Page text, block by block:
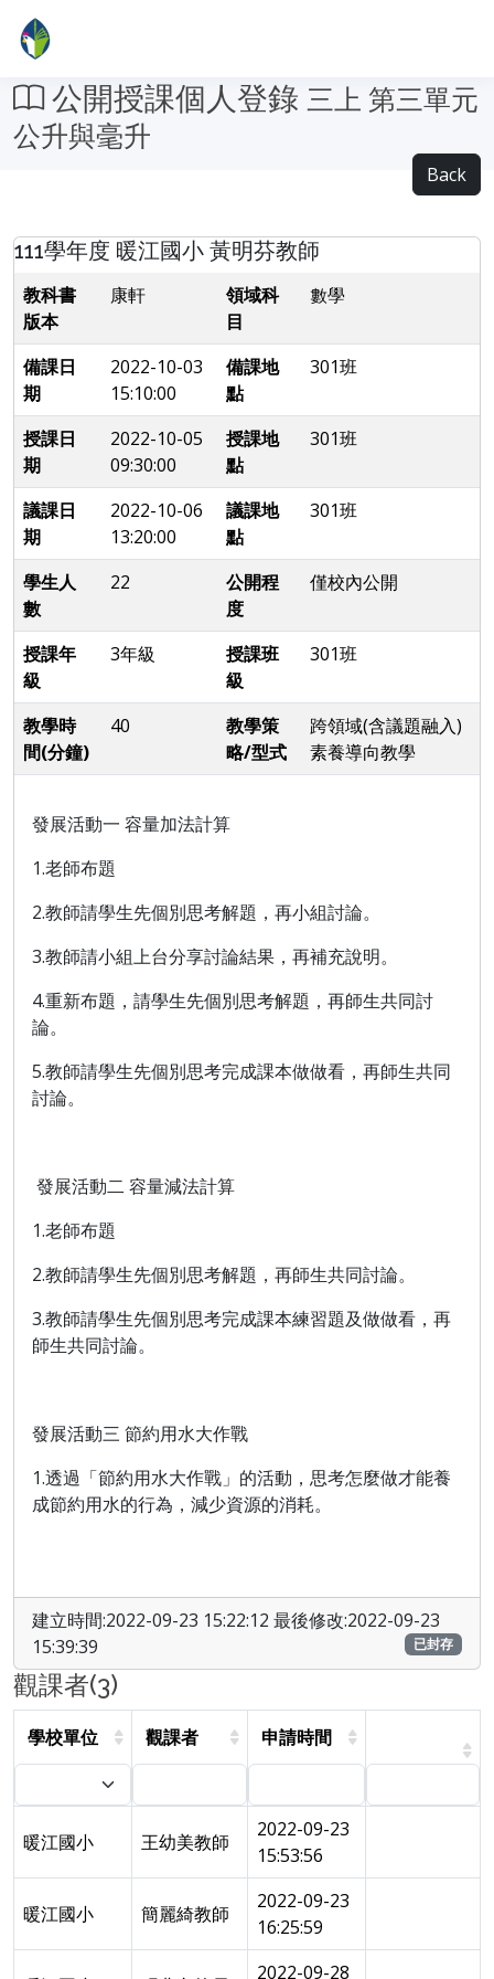
公開授課個人登錄 三上 第三單元
公升與毫升
Back
111學年度 暖江國小 黃明芬教師
教科書
版本
康軒
領域科
目
數學
備課日
期
2022-10-03
15:10:00
備課地
點
301班
授課日
期
2022-10-05
09:30:00
授課地
點
301班
議課日
期
2022-10-06
13:20:00
議課地
點
301班
學生人
數
22
公開程
度
僅校內公開
授課年
級
3年級
授課班
級
301班
教學時
間(分鐘)
40
教學策
略/型式
跨領域(含議題融入)
素養導向教學
發展活動一 容量加法計算
1.老師布題
2.教師請學生先個別思考解題，再小組討論。
3.教師請小組上台分享討論結果，再補充說明。
4.重新布題， 請學生先個別思考解題，再師生共同討
論。
5.教師請學生先個別思考完成課本做做看，再師生共同
討論。
發展活動二容量減法計算
1.老師布題
2.教師請學生先個別思考解題，再師生共同討論。
3.教師請學生先個別思考完成課本練習題及做做看，再
師生共同討論。
發展活動三 節約用水大作戰
1.透過「節約用水大作戰」的活動，思考怎麼做才能養
成節約用水的行為，減少資源的消耗。
建立時間:2022-09-23 15:22:12 最後修改:2022-09-23
15:39:39
已封存
觀課者(3)
學校單位 觀課者 申請時間
暖江國小 王幼美教師
2022-09-23
15:53:56
暖江國小 簡麗綺教師
2022-09-23
16:25:59
2022-09-28